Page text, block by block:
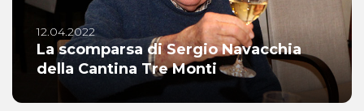
12.04.2022
La scomparsa di Sergio Navacchia
della Cantina Tre Monti